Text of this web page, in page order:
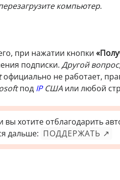
компьютер.
при нажатии кнопки
подписки. Другой
официально не работает,
под IP США или любой
вы хотите отблагодарить
дальше: ПОДДЕРЖАТЬ ↗